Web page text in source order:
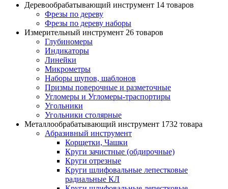
Деревообрабатывающий инструмент 14 товаров
Фрезы по дереву
Фрезы по дереву наборы
Измерительный инструмент 26 товаров
Глубиномеры
Индикаторы
Линейки
Микрометры
Наборы щупов, шаблонов
Призмы поверочные и разметочные
Угломеры и Угломеры-траспортиры
Угольники
Угольники столярные
Металлообрабатывающий инструмент 1732 товара
Абразивный инструмент
Корщетки, Чашки
Круги зачистные (обдирочные)
Круги отрезные
Круги шлифовальные лепестковые
радиальные КЛ